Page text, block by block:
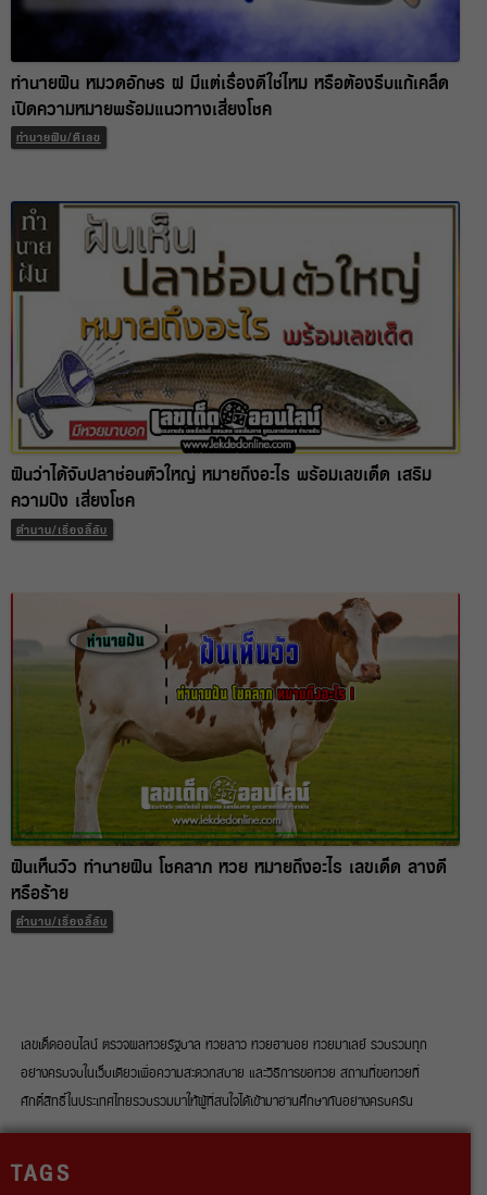
ทำนายฝัน หมวดอักษร ฝ มีแต่เรื่องดีใช่ไหม หรือต้องรีบแก้เคล็ด
เปิดความหมายพร้อมแนวทางเสี่ยงโชค
ทำนายฝัน/ตีเลข
ฝันว่าได้จับปลาช่อนตัวใหญ่ หมายถึงอะไร พร้อมเลขเด็ด เสริม
ความปัง เสี่ยงโชค
ตำนาน/เรื่องลี้ลับ
ฝันเห็นวัว ทำนายฝัน โชคลาภ หวย หมายถึงอะไร เลขเด็ด ลางดี
หรือร้าย
ตำนาน/เรื่องลี้ลับ
เลขเด็ดออนไลน์ ตรวจผลหวยรัฐบาล หวยลาว หวยฮานอย หวยมาเลย์ รวบรวมทุก
อย่างครบจบในเว็บเดียวเพื่อความสะดวกสบาย และวิธีการขอหวย สถานที่ขอหวยที่
ศักดิ์สิทธิ์ในประเทศไทยรวบรวมมาให้ผู้ที่สนใจได้เข้ามาอ่านศึกษากันอย่างครบครัน
TAGS